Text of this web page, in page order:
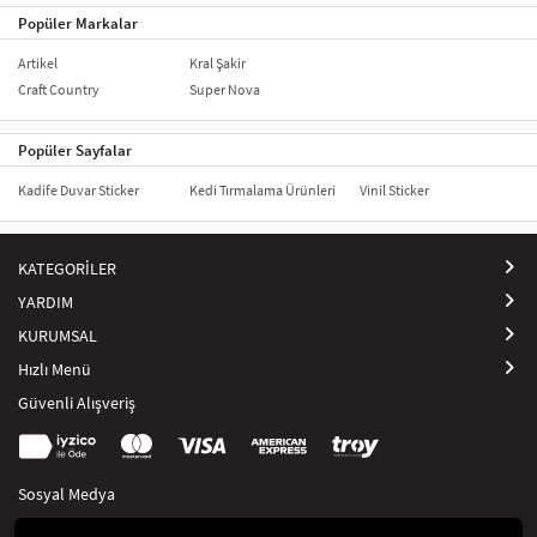
Popüler Markalar
Artikel
Craft Country
Kral Şakir
Super Nova
Popüler Sayfalar
Kadife Duvar Sticker Kedi Tırmalama Ürünleri Vinil Sticker
KATEGORİLER
YARDIM
KURUMSAL
Hızlı Menü
Güvenli Alışveriş
Sosyal Medya